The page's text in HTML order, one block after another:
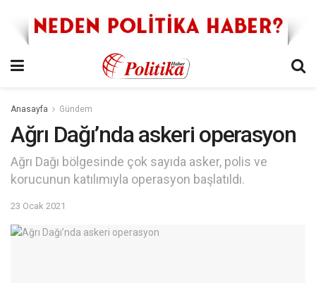
Anasayfa Gündem
Ağrı Dağı’nda askeri operasyon
Ağrı Dağı bölgesinde çok sayıda asker, polis ve
korucunun katılımıyla operasyon başlatıldı.
23 Ocak 2021